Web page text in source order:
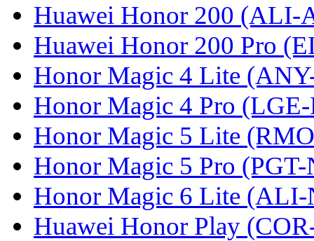
Huawei Honor 200 (ALI-
Huawei Honor 200 Pro
Honor Magic 4 Lite
Honor Magic 4 Pro
Honor Magic 5 Lite
Honor Magic 5 Pro
Honor Magic 6 Lite
Huawei Honor Play